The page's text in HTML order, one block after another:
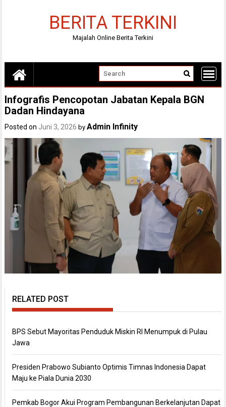
BERITA TERKINI
Majalah Online Berita Terkini
Infografis Pencopotan Jabatan Kepala BGN
Dadan Hindayana
Posted on Juni 3, 2026 byAdmin Infinity
RELATED POST
BPS Sebut Mayoritas Penduduk Miskin RI Menumpuk di Pulau
Jawa
Presiden Prabowo Subianto Optimis Timnas Indonesia Dapat
Maju ke Piala Dunia 2030
Pemkab Bogor Akui Program Pembangunan Berkelanjutan Dapat